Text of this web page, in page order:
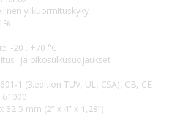
ylikuormituskyky
-20…+70 °C
ja oikosulkusuojaukset
1 (3.edition TUV, UL, CSA), CB, CE
61000
32,5 mm (2” x 4” x 1,28”)